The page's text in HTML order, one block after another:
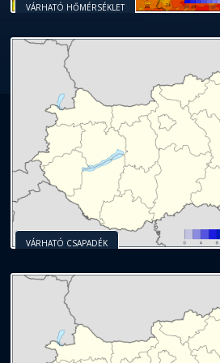
VÁRHATÓ HŐMÉRSÉKLET
VÁRHATÓ CSAPADÉK